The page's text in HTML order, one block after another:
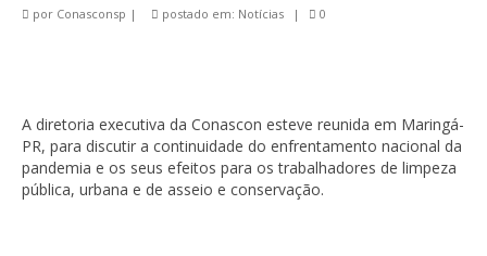
por Conasconsp | postado em: Notícias | 0
A diretoria executiva da Conascon esteve reunida em Maringá-
PR, para discutir a continuidade do enfrentamento nacional da
pandemia e os seus efeitos para os trabalhadores de limpeza
pública, urbana e de asseio e conservação.